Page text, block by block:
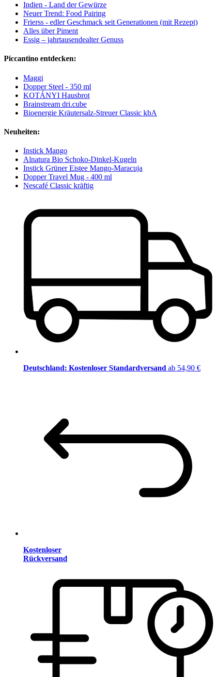
Indien - Land der Gewürze
Neuer Trend: Food Pairing
Frierss - edler Geschmack seit Generationen (mit Rezept)
Alles über Piment
Essig – jahrtausendealter Genuss
Piccantino entdecken:
Maggi
Dopper Steel - 350 ml
KOTÁNYI Hausbrot
Brainstream dri.cube
Bioenergie Kräutersalz-Streuer Classic kbA
Neuheiten:
Instick Mango
Alnatura Bio Schoko-Dinkel-Kugeln
Instick Grüner Eistee Mango-Maracuja
Dopper Travel Mug - 400 ml
Nescafé Classic kräftig
Deutschland: Kostenloser Standardversand ab 54,90 €
Kostenloser
Rückversand